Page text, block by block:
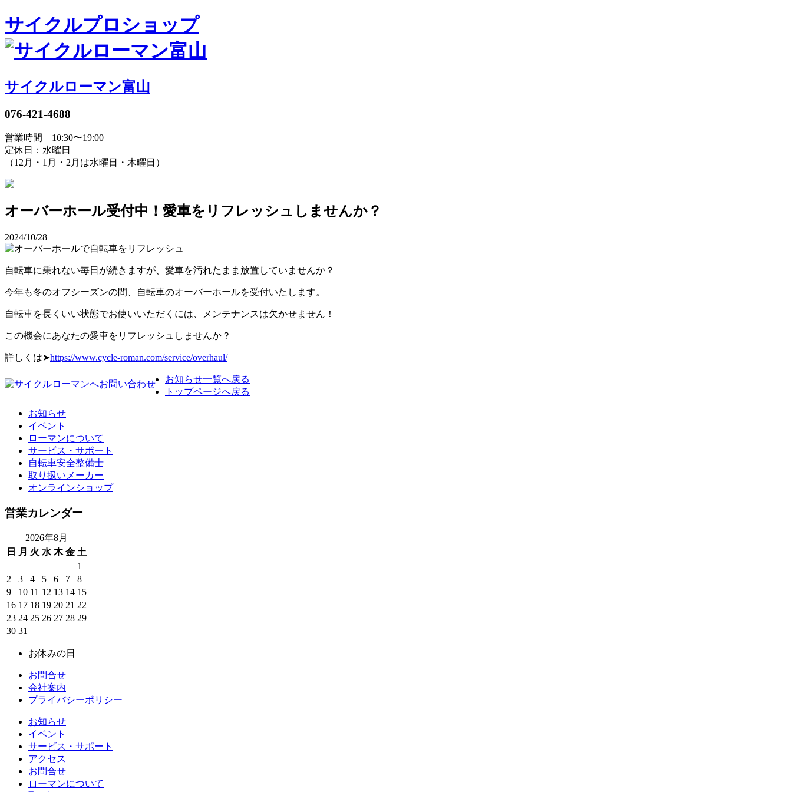
サイクルプロショップ
サイクルローマン富山
076-421-4688
営業時間 10:30〜19:00
定休日：水曜日
（12月・1月・2月は水曜日・木曜日）
オーバーホール受付中！愛車をリフレッシュしませんか？
2024/10/28
自転車に乗れない毎日が続きますが、愛車を汚れたまま放置していませんか？
今年も冬のオフシーズンの間、自転車のオーバーホールを受付いたします。
自転車を長くいい状態でお使いいただくには、メンテナンスは欠かせません！
この機会にあなたの愛車をリフレッシュしませんか？
詳しくは➤https://www.cycle-roman.com/service/overhaul/
お知らせ一覧へ戻る
トップページへ戻る
お知らせ
イベント
ローマンについて
サービス・サポート
自転車安全整備士
取り扱いメーカー
オンラインショップ
営業カレンダー
2026年8月
日
月 火 水 木 金 土
1
2
3 4 5 6 7
8
9
10 11 12 13 14 15
16 17 18 19 20 21 22
23 24 25 26 27 28 29
30 31
お休みの日
お問合せ
会社案内
プライバシーポリシー
お知らせ
イベント
サービス・サポート
アクセス
お問合せ
ローマンについて